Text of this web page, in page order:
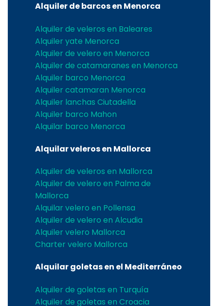
Alquiler de barcos en Menorca
Alquiler de veleros en Baleares
Alquiler yate Menorca
Alquiler de velero en Menorca
Alquiler de catamaranes en Menorca
Alquiler barco Menorca
Alquiler catamaran Menorca
Alquiler lanchas Ciutadella
Alquiler barco Mahon
Alquilar barco Menorca
Alquilar veleros en Mallorca
Alquiler de veleros en Mallorca
Alquiler de velero en Palma de
Mallorca
Alquilar velero en Pollensa
Alquiler de velero en Alcudia
Alquiler velero Mallorca
Charter velero Mallorca
Alquilar goletas en el Mediterráneo
Alquiler de goletas en Turquía
Alquiler de goletas en Croacia